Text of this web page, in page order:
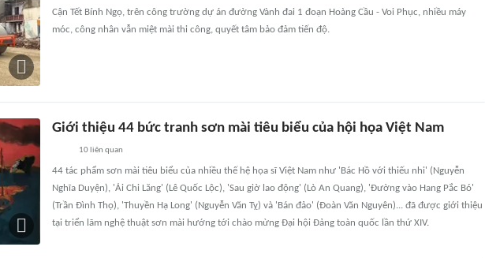
Cận Tết Bính Ngọ, trên công trường dự án đường Vành đai 1 đoạn Hoàng Cầu - Voi Phục, nhiều máy
móc, công nhân vẫn miệt mài thi công, quyết tâm bảo đảm tiến độ.
Giới thiệu 44 bức tranh sơn mài tiêu biểu của hội họa Việt Nam
10liên quan
44 tác phẩm sơn mài tiêu biểu của nhiều thế hệ họa sĩ Việt Nam như 'Bác Hồ với thiếu nhi' (Nguyễn
Nghĩa Duyện), 'Ải Chi Lăng' (Lê Quốc Lộc), 'Sau giờ lao động' (Lò An Quang), 'Đường vào Hang Pắc Bó'
(Trần Đình Thọ), 'Thuyền Hạ Long' (Nguyễn Văn Tỵ) và 'Bán đảo' (Đoàn Văn Nguyên)... đã được giới thiệu
tại triển lãm nghệ thuật sơn mài hướng tới chào mừng Đại hội Đảng toàn quốc lần thứ XIV.